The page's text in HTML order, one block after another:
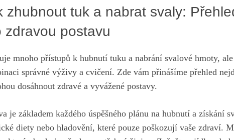
zhubnout tuk a nabrat svaly:
zdravou‍ postavu
mnoho přístupů k hubnutí tuku a nabrání​ svalové‍ hmoty,
správné výživy a cvičení. Zde vám přinášíme přehled
dosáhnout zdravé a vyvážené postavy.
je základem každého úspěšného plánu na hubnutí a získání
diety nebo⁣ hladovění, ⁣které pouze poškozují‍ vaše zdraví.